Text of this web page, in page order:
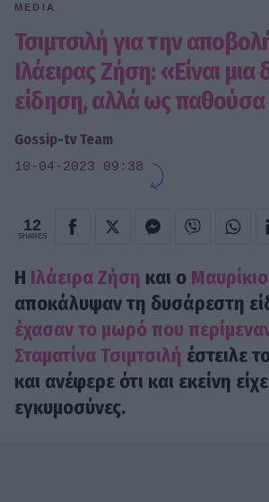
MEDIA
Τσιμτσιλή για την
Ιλάειρας Ζήση: «Είναι
είδηση, αλλά ως
Gossip-tv Team
10-04-2023 09:38
12
SHARES
H Ιλάειρα Ζήση και ο
αποκάλυψαν τη δυσάρεστη
έχασαν το μωρό που
Σταματίνα Τσιμτσιλή έστειλε
και ανέφερε ότι και εκείνη
εγκυμοσύνες.